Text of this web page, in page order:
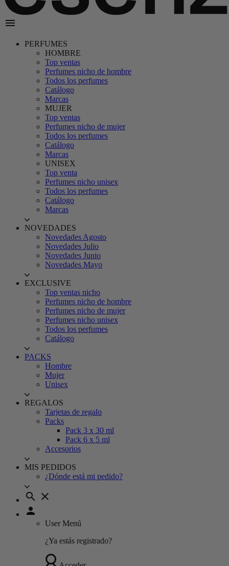
menu
PERFUMES
HOMBRE
Top ventas
Perfumes nicho de hombre
Todos los perfumes
Catálogo
Marcas
MUJER
Top ventas
Perfumes nicho de mujer
Todos los perfumes
Catálogo
Marcas
UNISEX
Top venta
Perfumes nicho unisex
Todos los perfumes
Catálogo
Marcas
NOVEDADES
Novedades Agosto
Novedades Julio
Novedades Junio
Novedades Mayo
EXCLUSIVE
Top ventas nicho
Perfumes nicho de hombre
Perfumes nicho de mujer
Perfumes nicho unisex
Todos los perfumes
Catálogo
PACKS
Hombre
Mujer
Unisex
REGALOS
Tarjetas de regalo
Packs
Pack 3 x 30 ml
Pack 6 x 5 ml
Accesorios
MIS PEDIDOS
¿Dónde está mi pedido?
search close
person
User Menú
¿Ya estás registrado?